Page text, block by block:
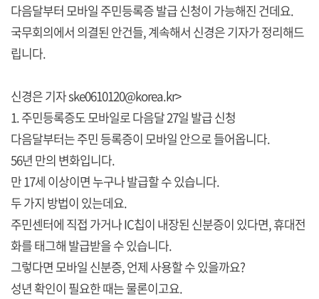
다음달부터 모바일 주민등록증 발급 신청이 가능해진 건데요.
국무회의에서 의결된 안건들, 계속해서 신경은 기자가 정리해드
립니다.
신경은 기자 ske0610120@korea.kr>
1. 주민등록증도 모바일로 다음달 27일 발급 신청
다음달부터는 주민 등록증이 모바일 안으로 들어옵니다.
56년 만의 변화입니다.
만 17세 이상이면 누구나 발급할 수 있습니다.
두 가지 방법이 있는데요.
주민센터에 직접 가거나 IC칩이 내장된 신분증이 있다면, 휴대전
화를 태그해 발급받을 수 있습니다.
그렇다면 모바일 신분증, 언제 사용할 수 있을까요?
성년 확인이 필요한 때는 물론이고요.